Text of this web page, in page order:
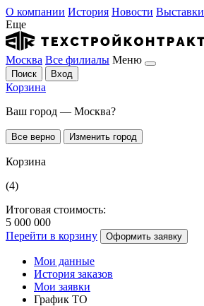
О компании История Новости Выставки
Еще
Москва Все филиалы Меню
Поиск Вход
Корзина
Ваш город — Москва?
Все верно Изменить город
Корзина
(4)
Итоговая стоимость:
5 000 000
Перейти в корзину
Оформить заявку
Мои данные
История заказов
Мои заявки
График ТО